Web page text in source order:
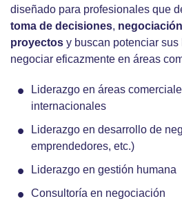
diseñado para profesionales que
toma de decisiones, negociación
proyectos y buscan potenciar
negociar eficazmente en áreas
Liderazgo en áreas
internacionales
Liderazgo en desarrollo de
emprendedores, etc.)
Liderazgo en gestión humana
Consultoría en negociación